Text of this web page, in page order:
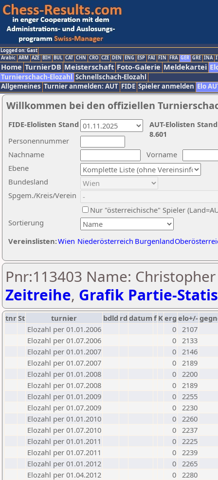
Logged on: Gast
Arabic ARM AZE BIH BUL CAT CHN CRO CZE DEN ENG ESP FAI FIN FRA GER GRE INA
Home TurnierDB Meisterschaft Foto-Galerie Meldekartei
Turnierschach-Elozahl Schnellschach-Elozahl
Allgemeines Turnier anmelden: AUT FIDE Spieler anmelden Elo
Willkommen bei den offiziellen
Nachname
Vorname
Ebene
Sortierung
Personennummer
Bundesland
Spgem./Kreis/Verein
Nur "österreichische" Spieler
Vereinslisten:Wien Niederösterreich Burgenland
AUT-Elolisten
8.601
FIDE-Elolisten Stand
Pnr:113403 Name:
Zeitreihe, Grafik Partie-
tnrSt turnier bdld rd datumf Kerg elo+/-
Elozahl per 01.01.2006
0 2107
Elozahl per 01.07.2006
0 2133
Elozahl per 01.01.2007
0 2146
Elozahl per 01.07.2007
0 2189
Elozahl per 01.01.2008
0 2200
Elozahl per 01.07.2008
0 2189
Elozahl per 01.01.2009
0 2255
Elozahl per 01.07.2009
0 2230
Elozahl per 01.01.2010
0 2260
Elozahl per 01.07.2010
0 2237
Elozahl per 01.01.2011
0 2225
Elozahl per 01.07.2011
0 2239
Elozahl per 01.01.2012
0 2265
Elozahl per 01.04.2012
0 2280